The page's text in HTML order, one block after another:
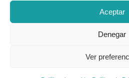
Aceptar
Denegar
Ver